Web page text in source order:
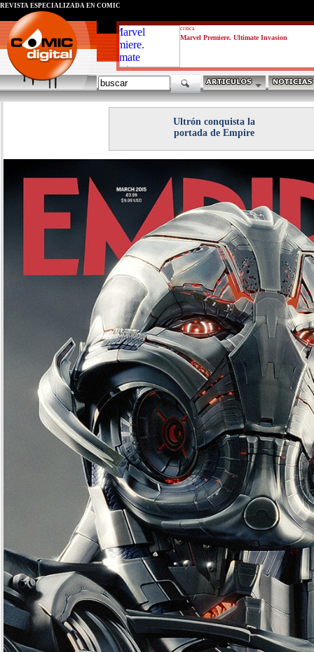
critica
Marvel Premiere. Ultimate Invasion
REVISTA ESPECIALIZADA EN CÓMIC
Ultrón conquista la
portada de Empire